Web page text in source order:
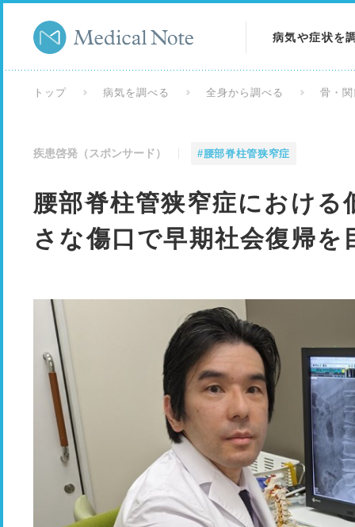
病気や症状を
検査を調べる
トップ 病気を調べる 全身から調べる 骨・
疾患啓発（スポンサード） #腰部脊柱管狭窄症
腰部脊柱管狭窄症におけ
さな傷口で早期社会復帰を